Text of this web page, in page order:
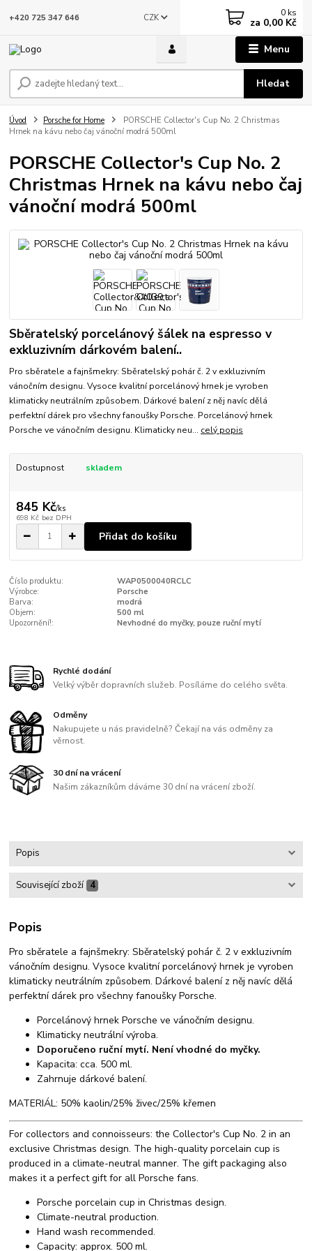
Menu
CZK
Hledat
+420 725 347 646 0 ks
za 0,00 Kč
Úvod Porsche for Home
PORSCHE Collector's Cup No. 2 Christmas
Hrnek na kávu nebo čaj vánoční modrá 500ml
PORSCHE Collector's Cup No. 2
Christmas Hrnek na kávu nebo čaj
vánoční modrá 500ml
Sběratelský porcelánový šálek na espresso v
exkluzivním dárkovém balení..
Pro sběratele a fajnšmekry: Sběratelský pohár č. 2 v exkluzivním
vánočním designu. Vysoce kvalitní porcelánový hrnek je vyroben
klimaticky neutrálním způsobem. Dárkové balení z něj navíc dělá
perfektní dárek pro všechny fanoušky Porsche. Porcelánový hrnek
Porsche ve vánočním designu. Klimaticky neu... celý popis
Dostupnost skladem
845 Kč/ks
698 Kč bez DPH
Přidat do košíku
Číslo produktu:
WAP0500040RCLC
Výrobce:
Porsche
Barva:
modrá
Objem:
500 ml
Upozornění!:
Nevhodné do myčky, pouze ruční mytí
Rychlé dodání
Velký výběr dopravních služeb. Posíláme do celého světa.
Odměny
Nakupujete u nás pravidelně? Čekají na vás odměny za
věrnost.
30 dní na vrácení
Našim zákazníkům dáváme 30 dní na vrácení zboží.
Popis
Související zboží 4
Popis
Pro sběratele a fajnšmekry: Sběratelský pohár č. 2 v exkluzivním
vánočním designu. Vysoce kvalitní porcelánový hrnek je vyroben
klimaticky neutrálním způsobem. Dárkové balení z něj navíc dělá
perfektní dárek pro všechny fanoušky Porsche.
Porcelánový hrnek Porsche ve vánočním designu.
Klimaticky neutrální výroba.
Doporučeno ruční mytí. Není vhodné do myčky.
Kapacita: cca. 500 ml.
Zahrnuje dárkové balení.
MATERIÁL: 50% kaolin/25% živec/25% křemen
For collectors and connoisseurs: the Collector's Cup No. 2 in an
exclusive Christmas design. The high-quality porcelain cup is
produced in a climate-neutral manner. The gift packaging also
makes it a perfect gift for all Porsche fans.
Porsche porcelain cup in Christmas design.
Climate-neutral production.
Hand wash recommended.
Capacity: approx. 500 ml.